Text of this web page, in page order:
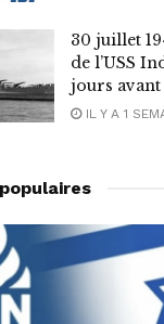
30 juillet
de l’USS
jours
IL Y A 1